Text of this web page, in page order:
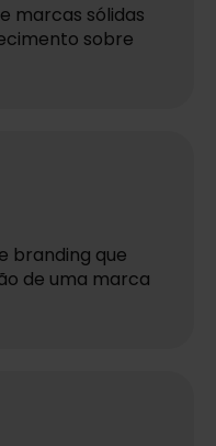
marcas sólidas
sobre
branding que
de uma marca